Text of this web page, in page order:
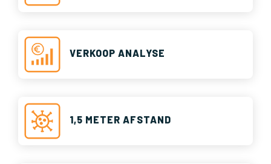
VERKOOP ANALYSE
1,5 METER AFSTAND